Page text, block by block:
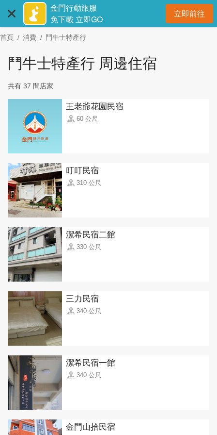
主
要
金門行動旅服
免下載 立即GO
立即前往開
首頁 消費 鬥牛士特產行
鬥牛士特產行 周邊住宿
共有 37 間店家
王老爺花園民宿
60 公尺
叮叮民宿
310 公尺
潔希民宿二館
330 公尺
三力民宿
340 公尺
潔希民宿一館
340 公尺
金門山拾民宿